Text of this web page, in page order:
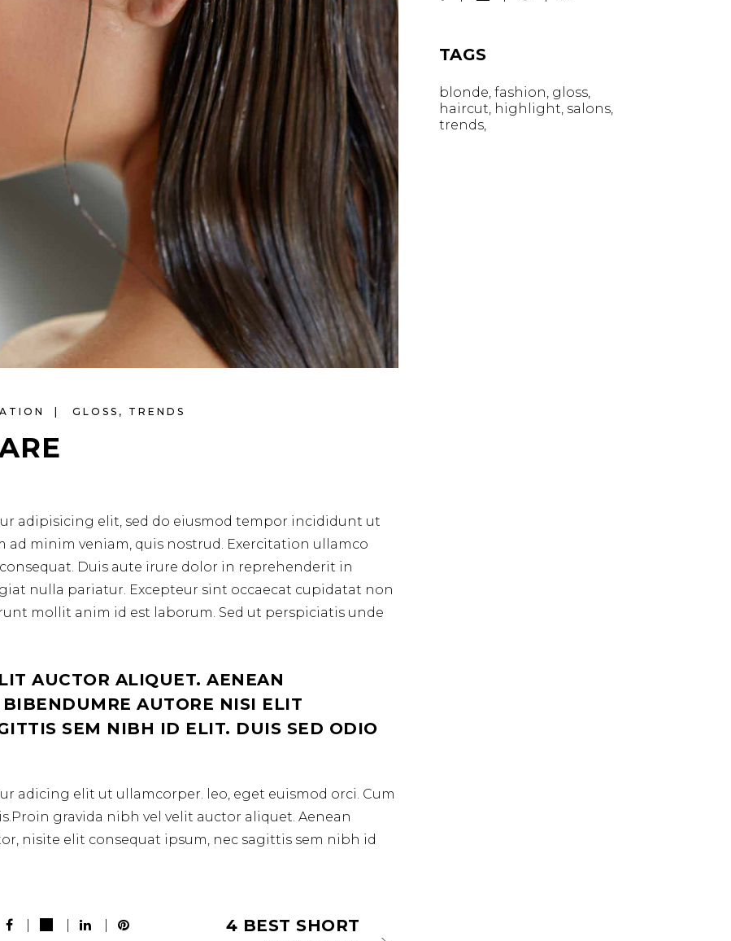
GLOSS , TRENDS
adipisicing elit, sed do eiusmod tempor incididunt ut
ad minim veniam, quis nostrud. Exercitation ullamco
Duis aute irure dolor in reprehenderit in
nulla pariatur. Excepteur sint occaecat cupidatat non
mollit anim id est laborum. Sed ut perspiciatis unde
AUCTOR ALIQUET. AENEAN
AUTORE NISI ELIT
SEM NIBH ID ELIT. DUIS SED ODIO
adicing elit ut ullamcorper. leo, eget euismod orci. Cum
gravida nibh vel velit auctor aliquet. Aenean
nisite elit consequat ipsum, nec sagittis sem nibh id
4 BEST SHORT
TAGS
blonde fashion gloss
haircut highlight salons
trends